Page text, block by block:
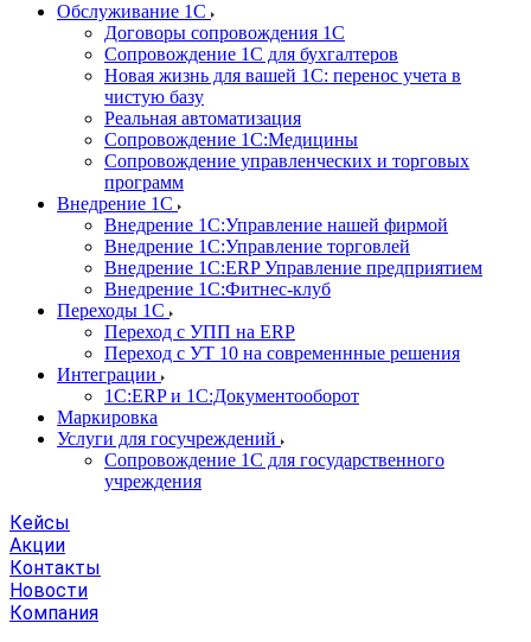
Обслуживание 1С
Договоры сопровождения 1С
Сопровождение 1С для бухгалтеров
Новая жизнь для вашей 1С: перенос учета в
чистую базу
Реальная автоматизация
Сопровождение 1С:Медицины
Сопровождение управленческих и торговых
программ
Внедрение 1С
Внедрение 1С:Управление нашей фирмой
Внедрение 1С:Управление торговлей
Внедрение 1С:ERP Управление предприятием
Внедрение 1С:Фитнес-клуб
Переходы 1С
Переход с УПП на ERP
Переход с УТ 10 на современнные решения
Интеграции
1С:ERP и 1С:Документооборот
Маркировка
Услуги для госучреждений
Сопровождение 1С для государственного
учреждения
Кейсы
Акции
Контакты
Новости
Компания